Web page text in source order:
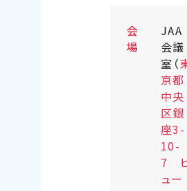
会
場
JAA
会議
室（
京都
中央
区銀
座3-
10-
7
ュー